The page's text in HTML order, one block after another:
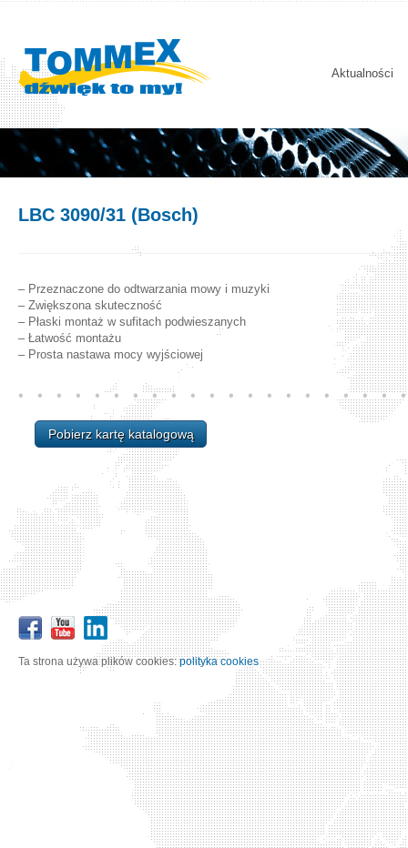
Aktualności
LBC 3090/31 (Bosch)
– Przeznaczone do odtwarzania mowy i muzyki
– Zwiększona skuteczność
– Płaski montaż w sufitach podwieszanych
– Łatwość montażu
– Prosta nastawa mocy wyjściowej
Pobierz kartę katalogową
Ta strona używa plików cookies:polityka cookies